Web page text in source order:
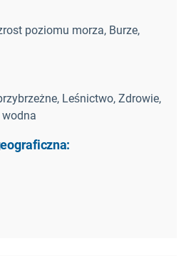
poziomu morza, Burze,
Leśnictwo, Zdrowie,